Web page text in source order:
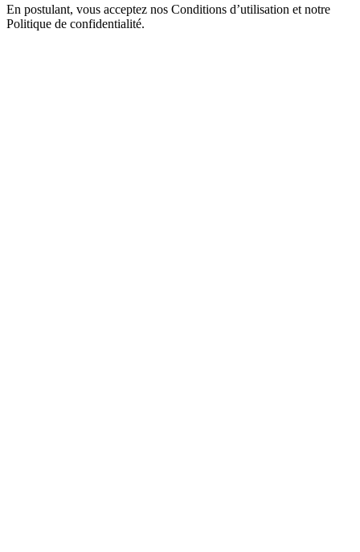
En postulant, vous acceptez nos Conditions d’utilisation et notre
Politique de confidentialité.